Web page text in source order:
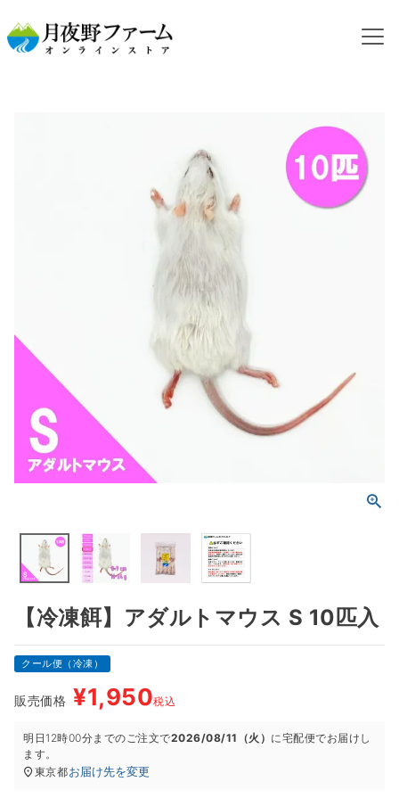
【冷凍餌】アダルトマウス S 10匹入
【冷凍餌】アダルトマウス S 10匹入
クール便（冷凍）
販売価格 ¥1,950税込
明日 12時00分までのご注文で2026/08/11（火） に宅配便でお届けし
ます。
東京都お届け先を変更